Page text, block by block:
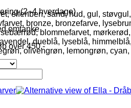
(2–4 hverdage)
omtanke
over 450,-
elfenben, sand, hud, gul,
bronze, bronzefarve,
blommefarvet,
dueblå, lyseblå,
olivengrøn, lemongrøn,